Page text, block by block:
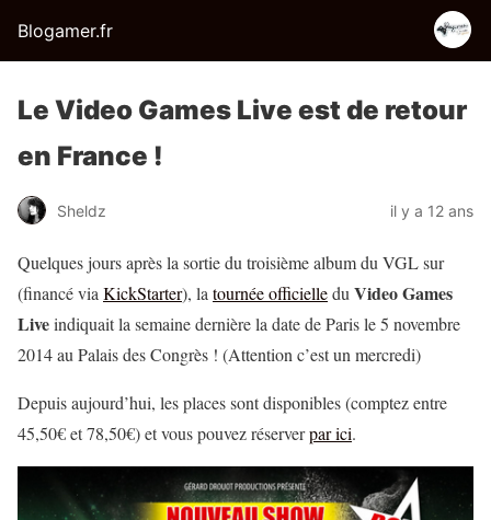
Blogamer.fr
Le Video Games Live est de retour
en France !
Sheldz il y a 12 ans
Quelques jours après la sortie du troisième album du VGL sur
(financé via KickStarter), la tournée officielledu Video Games
Liveindiquait la semaine dernière la date de Paris le 5 novembre
2014 au Palais des Congrès ! (Attention c’est un mercredi)
Depuis aujourd’hui, les places sont disponibles (comptez entre
45,50€ et 78,50€) et vous pouvez réserverpar ici.